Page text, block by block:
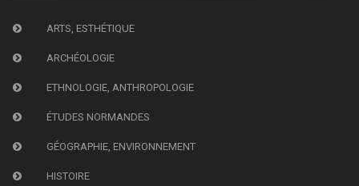
ARTS, ESTHÉTIQUE
ARCHÉOLOGIE
ETHNOLOGIE, ANTHROPOLOGIE
ÉTUDES NORMANDES
GÉOGRAPHIE, ENVIRONNEMENT
HISTOIRE